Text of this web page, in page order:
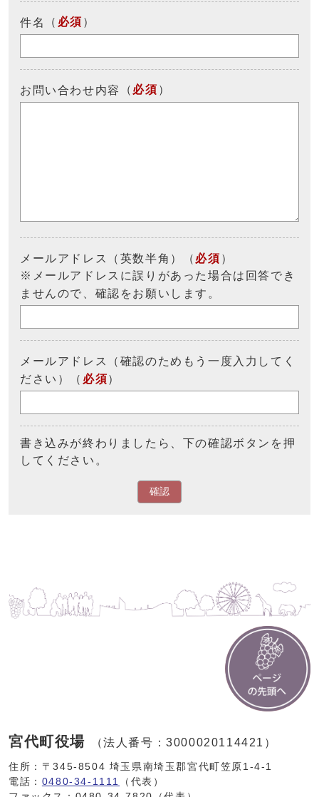
件名 （ 必須 ）
お問い合わせ内容 （ 必須 ）
メールアドレス（英数半角）（ 必須 ）
※メールアドレスに誤りがあった場合は回答でき
ませんので、確認をお願いします。
メールアドレス（確認のためもう一度入力してく
ださい）（ 必須）
書き込みが終わりましたら、下の確認ボタンを押
してください。
確認
宮代町役場 （法人番号：3000020114421）
住所：〒345-8504 埼玉県南埼玉郡宮代町笠原1-4-1
電話： 0480-34-1111
（代表）